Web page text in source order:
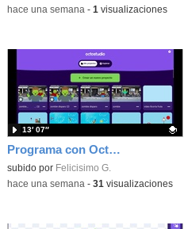
-hace una semana - 1 visualizaciones
Programa con OctoStudio, un juego de disparos contra Zombies con un cargador basado en el House of the dead
Contenido educativo.
subido por Felicisimo G.
13′ 07″
-hace una semana - 31 visualizaciones